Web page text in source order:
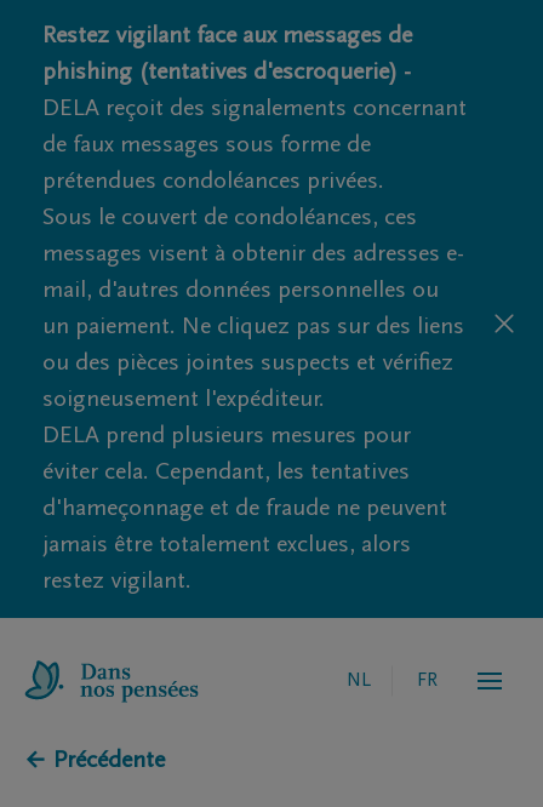
Restez vigilant face aux messages de
phishing (tentatives d'escroquerie) -
DELA reçoit des signalements concernant
de faux messages sous forme de
prétendues condoléances privées.
Sous le couvert de condoléances, ces
messages visent à obtenir des adresses e-
mail, d'autres données personnelles ou
un paiement. Ne cliquez pas sur des liens
ou des pièces jointes suspects et vérifiez
soigneusement l'expéditeur.
DELA prend plusieurs mesures pour
éviter cela. Cependant, les tentatives
d'hameçonnage et de fraude ne peuvent
jamais être totalement exclues, alors
restez vigilant.
NL FR
← Précédente